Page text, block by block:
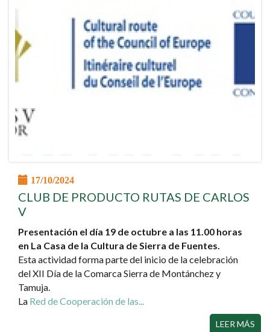
17/10/2024
CLUB DE PRODUCTO RUTAS DE CARLOS
V
Presentación el día 19 de octubre a las 11.00 horas
en La Casa de la Cultura de Sierra de Fuentes.
Esta actividad forma parte del inicio de la celebración
del XII Día de la Comarca Sierra de Montánchez y
Tamuja.
La Red de Cooperación de las...
LEER MÁS